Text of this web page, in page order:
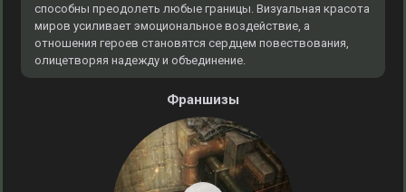
способны преодолеть любые границы. Визуальная красота
миров усиливает эмоциональное воздействие, а
отношения героев становятся сердцем повествования,
олицетворяя надежду и объединение.
Франшизы